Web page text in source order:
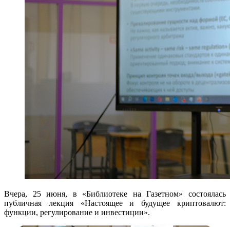
Вчера, 25 июня, в «Библиотеке на Газетном» состоялась
публичная лекция «Настоящее и будущее криптовалют:
функции, регулирование и инвестиции».